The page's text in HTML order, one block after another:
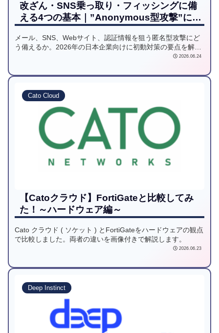
改ざん・SNS乗っ取り・フィッシングに備
える4つの基本｜”Anonymous型攻撃”に日
本企業はどう備えるべきか
メール、SNS、Webサイト、認証情報を狙う匿名型攻撃にど
う備えるか。2026年の日本企業向けに初動対策の要点を解説
2026.06.24
Cato Cloud
【Catoクラウド】FortiGateと比較してみ
た！～ハードウェア編～
Cato クラウド ( ソケット ) とFortiGateをハードウェアの観点
で比較しました。両者の違いを画像付きで解説します。
2026.06.23
Deep Instinct